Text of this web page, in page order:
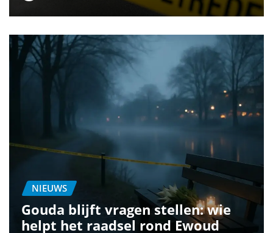
NIEUWS
Gouda blijft vragen stellen: wie
helpt het raadsel rond Ewoud